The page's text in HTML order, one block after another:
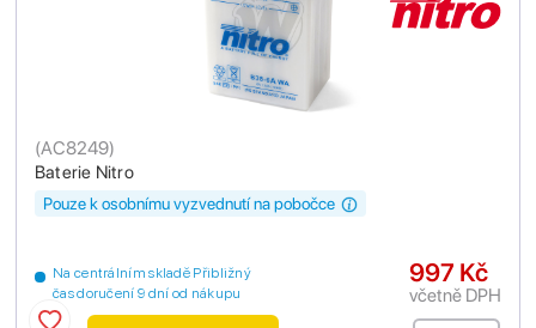
Baterie Nitro
(AC8249)
Na centrálním skladě Přibližný
čas doručení 9 dní od nákupu
Pouze k osobnímu vyzvednutí na pobočce
997 Kč
včetně DPH